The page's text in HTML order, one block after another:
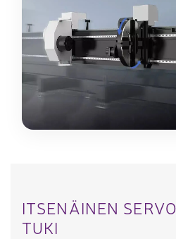
ITSENÄINEN
TUKI